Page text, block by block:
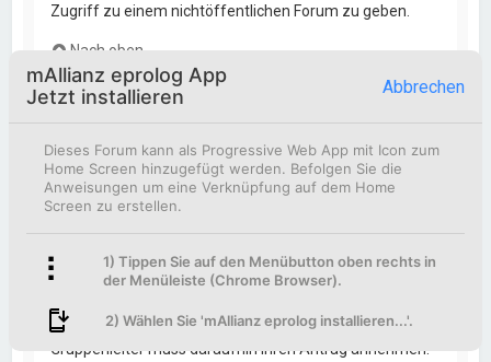
Zugriff zu einem nichtöffentlichen Forum zu geben.
Nach oben
Wo finde ich die Benutzergruppen und wie trete ich
Sie finden die Benutzergruppen unter
„Benutzergruppen“ im persönlichen Bereich. Wenn Sie
einer beitreten möchten, können Sie dies mit der
entsprechenden Schaltfläche machen. Nicht alle
weitere sogar versteckt. Wenn die Gruppe offen ist,
können Sie ihr einfach durch die entsprechende
Funktion beitreten; verlangt die Gruppe eine
Freischaltung, so können Sie sich für sie bewerben. Ein
Gruppenleiter muss daraufhin Ihren Antrag annehmen.
mAllianz eprolog App
Jetzt installieren
Abbrechen
Dieses Forum kann als Progressive Web App mit Icon zum
Home Screen hinzugefügt werden. Befolgen Sie die
Anweisungen um eine Verknüpfung auf dem Home
Screen zu erstellen.
1) Tippen Sie auf den Menübutton oben rechts in
der Menüleiste (Chrome Browser).
2) Wählen Sie 'mAllianz eprolog installieren...'.